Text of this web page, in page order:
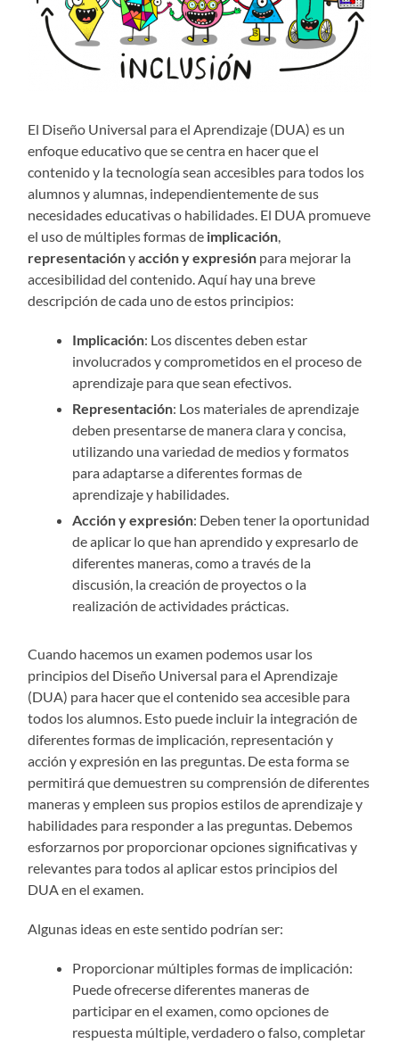
El Diseño Universal para el Aprendizaje (DUA) es un
enfoque educativo que se centra en hacer que el
contenido y la tecnología sean accesibles para todos los
alumnos y alumnas, independientemente de sus
necesidades educativas o habilidades. El DUA promueve
el uso de múltiples formas de implicación,
representaciónyacción y expresión para mejorar la
accesibilidad del contenido. Aquí hay una breve
descripción de cada uno de estos principios:
Implicación: Los discentes deben estar
involucrados y comprometidos en el proceso de
aprendizaje para que sean efectivos.
Representación: Los materiales de aprendizaje
deben presentarse de manera clara y concisa,
utilizando una variedad de medios y formatos
para adaptarse a diferentes formas de
aprendizaje y habilidades.
Acción y expresión: Deben tener la oportunidad
de aplicar lo que han aprendido y expresarlo de
diferentes maneras, como a través de la
discusión, la creación de proyectos o la
realización de actividades prácticas.
Cuando hacemos un examen podemos usar los
principios del Diseño Universal para el Aprendizaje
(DUA) para hacer que el contenido sea accesible para
todos los alumnos. Esto puede incluir la integración de
diferentes formas de implicación, representación y
acción y expresión en las preguntas. De esta forma se
permitirá que demuestren su comprensión de diferentes
maneras y empleen sus propios estilos de aprendizaje y
habilidades para responder a las preguntas. Debemos
esforzarnos por proporcionar opciones significativas y
relevantes para todos al aplicar estos principios del
DUA en el examen.
Algunas ideas en este sentido podrían ser:
Proporcionar múltiples formas de implicación:
Puede ofrecerse diferentes maneras de
participar en el examen, como opciones de
respuesta múltiple, verdadero o falso, completar